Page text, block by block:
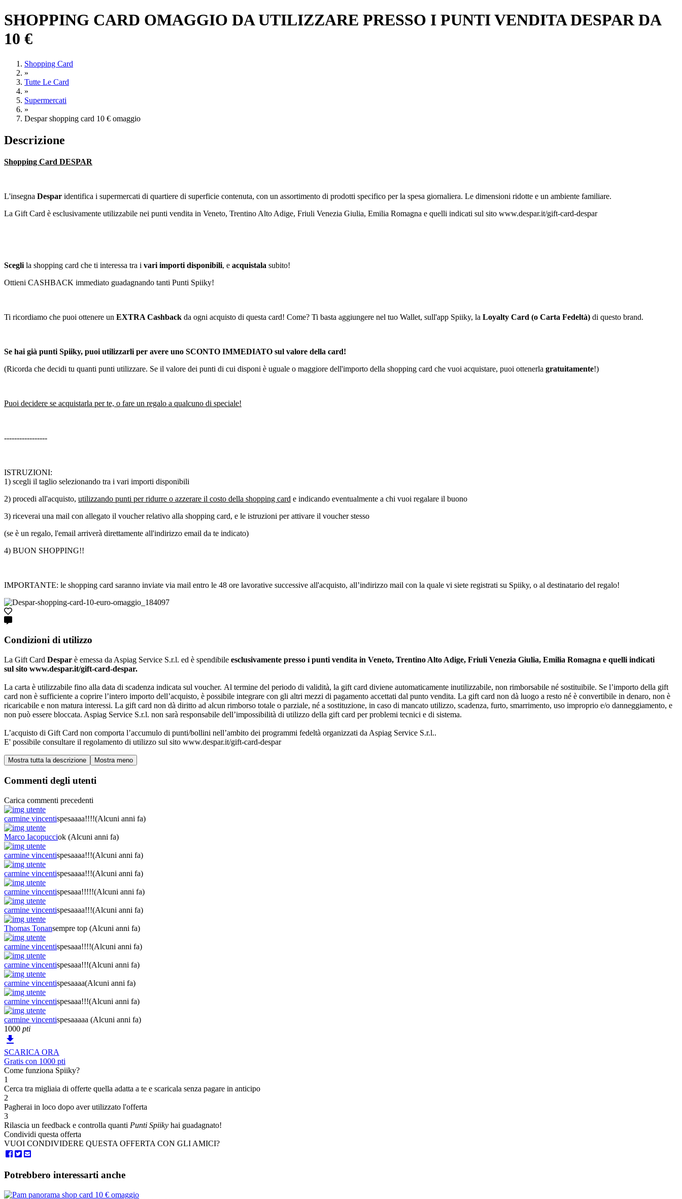
SHOPPING CARD OMAGGIO DA UTILIZZARE PRESSO I PUNTI VENDITA DESPAR DA
10 €
Shopping Card
»
Tutte Le Card
»
Supermercati
»
Despar shopping card 10 € omaggio
Descrizione
Shopping Card DESPAR
L'insegna Despar identifica i supermercati di quartiere di superficie contenuta, con un assortimento di prodotti specifico per la spesa giornaliera. Le dimensioni ridotte e un ambiente familiare.
La Gift Card è esclusivamente utilizzabile nei punti vendita in Veneto, Trentino Alto Adige, Friuli Venezia Giulia, Emilia Romagna e quelli indicati sul sito www.despar.it/gift-card-despar
Scegli la shopping card che ti interessa tra i vari importi disponibili, e acquistala subito!
Ottieni CASHBACK immediato guadagnando tanti Punti Spiiky!
Ti ricordiamo che puoi ottenere un EXTRA Cashback da ogni acquisto di questa card! Come? Ti basta aggiungere nel tuo Wallet, sull'app Spiiky, la Loyalty Card (o Carta Fedeltà) di questo brand.
Se hai già punti Spiiky, puoi utilizzarli per avere uno SCONTO IMMEDIATO sul valore della card!
(Ricorda che decidi tu quanti punti utilizzare. Se il valore dei punti di cui disponi è uguale o maggiore dell'importo della shopping card che vuoi acquistare, puoi ottenerla gratuitamente!)
Puoi decidere se acquistarla per te, o fare un regalo a qualcuno di speciale!
-----------------
ISTRUZIONI:
1) scegli il taglio selezionando tra i vari importi disponibili
2) procedi all'acquisto, utilizzando punti per ridurre o azzerare il costo della shopping card e indicando eventualmente a chi vuoi regalare il buono
3) riceverai una mail con allegato il voucher relativo alla shopping card, e le istruzioni per attivare il voucher stesso
(se è un regalo, l'email arriverà direttamente all'indirizzo email da te indicato)
4) BUON SHOPPING!!
IMPORTANTE: le shopping card saranno inviate via mail entro le 48 ore lavorative successive all'acquisto, all’indirizzo mail con la quale vi siete registrati su Spiiky, o al destinatario del regalo!
Condizioni di utilizzo
La Gift Card Despar è emessa da Aspiag Service S.r.l. ed è spendibile esclusivamente presso i punti vendita in Veneto, Trentino Alto Adige, Friuli Venezia Giulia, Emilia Romagna e quelli indicati
sul sito www.despar.it/gift-card-despar.
La carta è utilizzabile fino alla data di scadenza indicata sul voucher. Al termine del periodo di validità, la gift card diviene automaticamente inutilizzabile, non rimborsabile né sostituibile. Se l’importo della gift
card non è sufficiente a coprire l’intero importo dell’acquisto, è possibile integrare con gli altri mezzi di pagamento accettati dal punto vendita. La gift card non dà luogo a resto né è convertibile in denaro, non è
ricaricabile e non matura interessi. La gift card non dà diritto ad alcun rimborso totale o parziale, né a sostituzione, in caso di mancato utilizzo, scadenza, furto, smarrimento, uso improprio e/o danneggiamento, e
non può essere bloccata. Aspiag Service S.r.l. non sarà responsabile dell’impossibilità di utilizzo della gift card per problemi tecnici e di sistema.
L’acquisto di Gift Card non comporta l’accumulo di punti/bollini nell’ambito dei programmi fedeltà organizzati da Aspiag Service S.r.l..
E' possibile consultare il regolamento di utilizzo sul sito www.despar.it/gift-card-despar
Commenti degli utenti
Carica commenti precedenti
carmine vincentispesaaaa!!!!(Alcuni anni fa)
Marco Iacopucciok (Alcuni anni fa)
carmine vincentispesaaaa!!!(Alcuni anni fa)
carmine vincentispesaaaa!!!(Alcuni anni fa)
carmine vincentispesaaa!!!!!(Alcuni anni fa)
carmine vincentispesaaaa!!!(Alcuni anni fa)
Thomas Tonansempre top (Alcuni anni fa)
carmine vincentispesaaa!!!!(Alcuni anni fa)
carmine vincentispesaaa!!!(Alcuni anni fa)
carmine vincentispesaaaa(Alcuni anni fa)
carmine vincentispesaaa!!!(Alcuni anni fa)
carmine vincentispesaaaaa (Alcuni anni fa)
1000 pti

SCARICA ORA
Gratis con 1000 pti
Come funziona Spiiky?
1
Cerca tra migliaia di offerte quella adatta a te e scaricala senza pagare in anticipo
2
Pagherai in loco dopo aver utilizzato l'offerta
3
Rilascia un feedback e controlla quanti Punti Spiiky hai guadagnato!
Condividi questa offerta
VUOI CONDIVIDERE QUESTA OFFERTA CON GLI AMICI?
Potrebbero interessarti anche